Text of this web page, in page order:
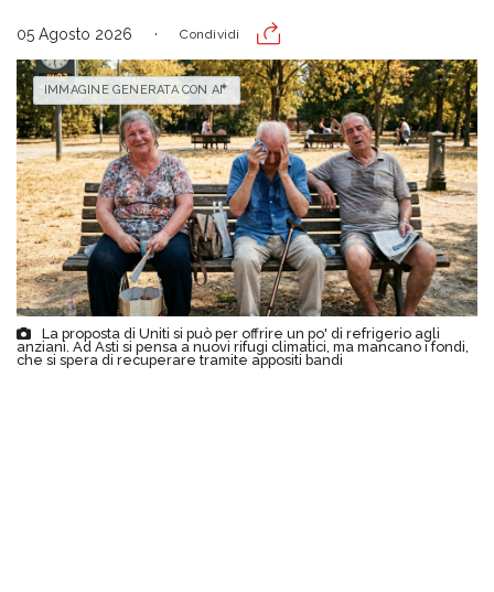
05 Agosto 2026 Condividi
La proposta di Uniti si può per offrire un po' di refrigerio agli
anziani. Ad Asti si pensa a nuovi rifugi climatici, ma mancano i fondi,
che si spera di recuperare tramite appositi bandi
IMMAGINE GENERATA CON AI